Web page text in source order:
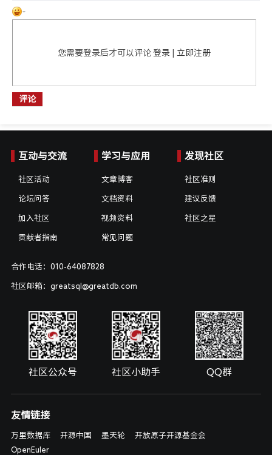
您需要登录后才可以评论 登录| 立即注册
评论
互动与交流
社区活动
论坛问答
加入社区
贡献者指南
学习与应用
文章博客
文档资料
视频资料
常见问题
发现社区
社区准则
建议反馈
社区之星
合作电话：010-64087828
社区邮箱：greatsql@greatdb.com
社区公众号 社区小助手 QQ群
友情链接
万里数据库 开源中国 墨天轮
开放原子开源基金会
OpenEuler